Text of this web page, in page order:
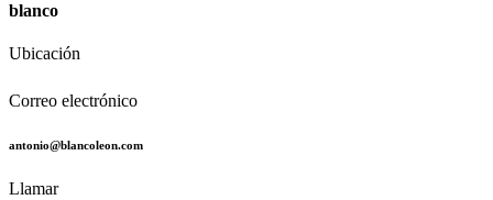
blanco
Ubicación
Correo electrónico
antonio@blancoleon.com
Llamar